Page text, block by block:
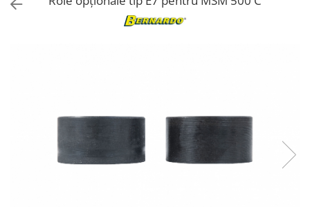
Fierastraie prelucrare metal
Ferastraie orizontale pentru metal
Ferastraie metal cu banda si taiere
dubla semiautomate
Ferastraie prelucrare metal cu
banda si taiere dubla